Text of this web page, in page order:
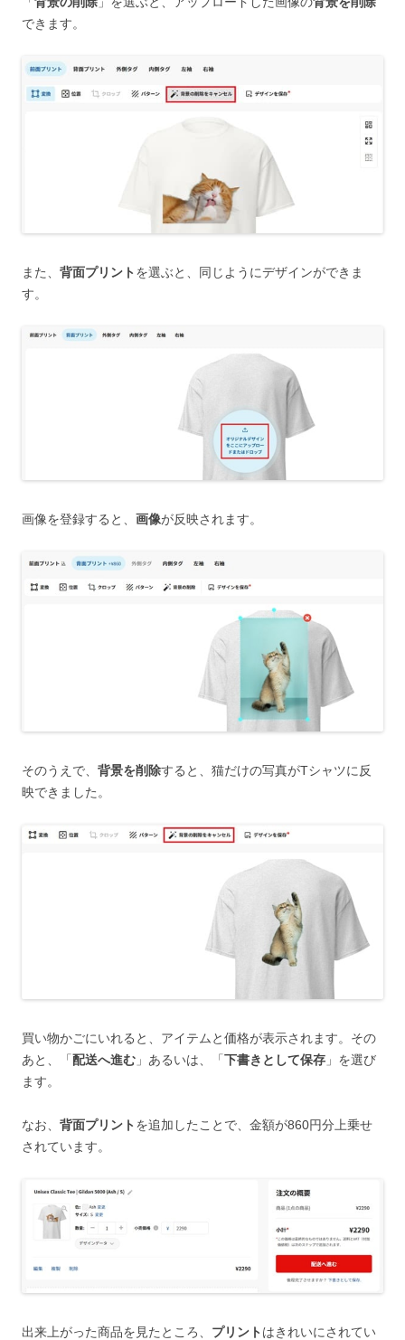
できます。
また、 背面プリント を選ぶと、同じようにデザインができま
す。
画像を登録すると、 画像が反映されます。
そのうえで、 背景を削除すると、猫だけの写真がTシャツに反
映できました。
買い物かごにいれると、アイテムと価格が表示されます。その
あと、「配送へ進む 」あるいは、「下書きとして保存 」を選び
ます。
なお、 背面プリント を追加したことで、金額が860円分上乗せ
されています。
出来上がった商品を見たところ、 プリント はきれいにされてい